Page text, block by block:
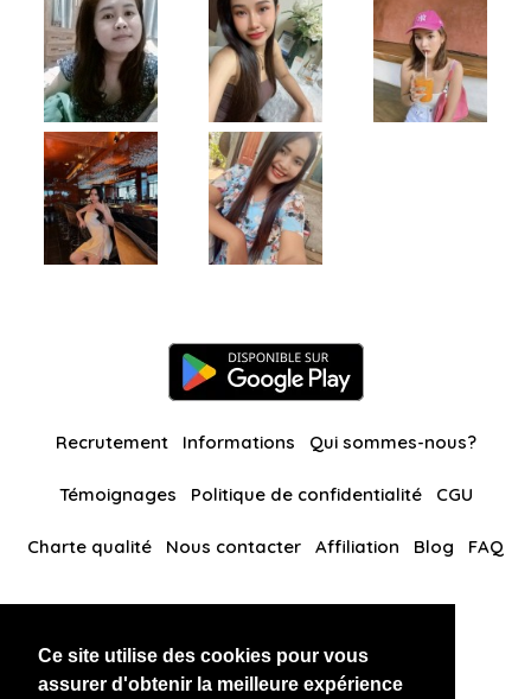
Ce site utilise des cookies pour vous
assurer d'obtenir la meilleure expérience
Recrutement Informations Qui sommes-nous?
Témoignages Politique de confidentialité CGU
Charte qualité Nous contacter Affiliation Blog FAQ
BlackAndBeauties RussianKisses